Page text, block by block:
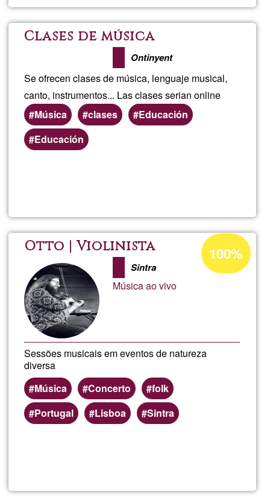
Clases de música
Ontinyent
Se ofrecen clases de música, lenguaje musical,
canto, instrumentos... Las clases serian online
Música
clases
Educación
Áreas
de
Educación
Clases
de
música
Otto | Violinista
Sintra
Música ao vivo
Sessões musicais em eventos de natureza
diversa
Música
Concerto
folk
Portugal
Lisboa Sintra
Porcentaje
de
aceptación
100%
Otto